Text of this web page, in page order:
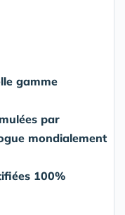
gamme
par
mondialement
100%